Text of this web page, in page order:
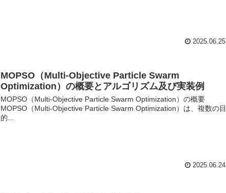
2025.06.25
MOPSO（Multi-Objective Particle Swarm
Optimization）の概要とアルゴリズム及び実装例
MOPSO（Multi-Objective Particle Swarm Optimization）の概要
MOPSO（Multi-Objective Particle Swarm Optimization）は、複数の目
的...
2025.06.24